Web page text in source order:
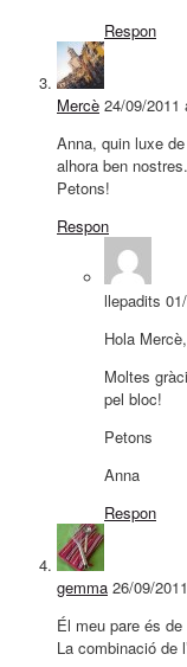
Respon
Mercè 24/09/2011
Anna, quin luxe
alhora ben
Petons!
Respon
llepadits
Hola Mercè,
Moltes
pel bloc!
Petons
Anna
Respon
gemma 26/09/
Él meu pare és
La combinació de